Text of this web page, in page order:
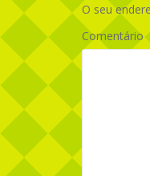
O seu
Comentário